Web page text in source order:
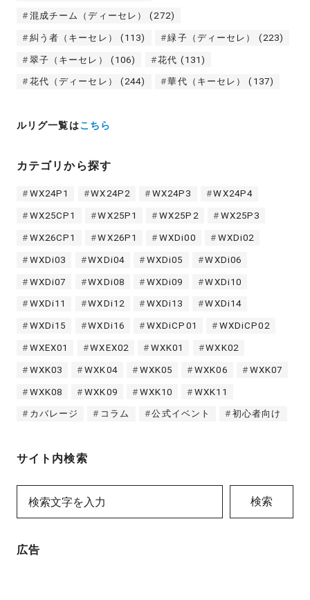
混成チーム（ディーセレ） (272)
糾う者（キーセレ） (113) 緑子（ディーセレ） (223)
翠子（キーセレ） (106) 花代 (131)
花代（ディーセレ） (244) 華代（キーセレ） (137)
ルリグ一覧はこちら
カテゴリから探す
WX24P1 WX24P2 WX24P3 WX24P4
WX25CP1 WX25P1 WX25P2 WX25P3
WX26CP1 WX26P1 WXDi00 WXDi02
WXDi03 WXDi04 WXDi05 WXDi06
WXDi07 WXDi08 WXDi09 WXDi10
WXDi11 WXDi12 WXDi13 WXDi14
WXDi15 WXDi16 WXDiCP01 WXDiCP02
WXEX01 WXEX02 WXK01 WXK02
WXK03 WXK04 WXK05 WXK06 WXK07
WXK08 WXK09 WXK10 WXK11
カバレージ コラム 公式イベント 初心者向け
サイト内検索
検索
広告